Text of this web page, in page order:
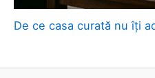
De ce casa curată nu îți